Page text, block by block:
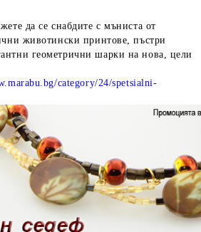
да се снабдите с мъниста от
животински принтове, пъстри
геометрични шарки на нова, цели
category/24/spetsialni-